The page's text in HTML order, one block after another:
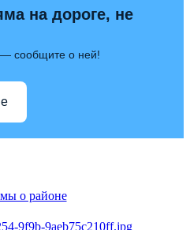
на дороге, не
— сообщите о ней!